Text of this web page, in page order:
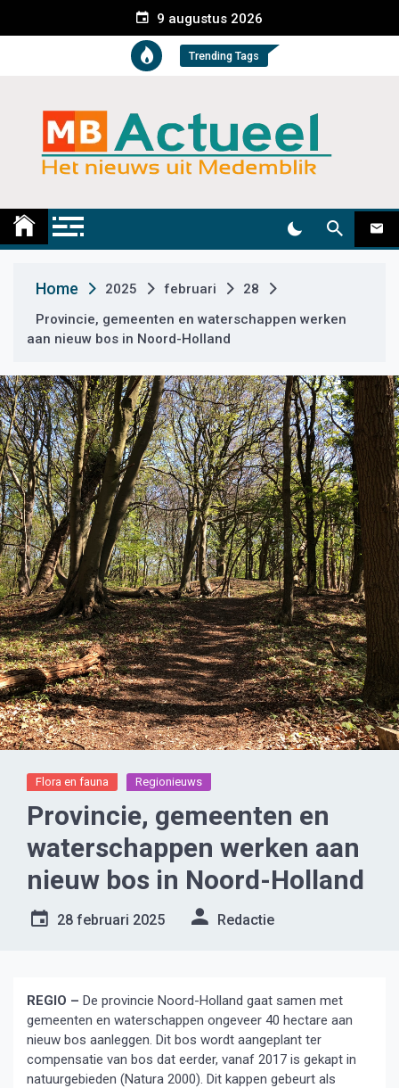
e
t
9 augustus 2026
Trending Tags
Medemblik Actueel
Home 2025 februari
28
Provincie, gemeenten en waterschappen werken
aan nieuw bos in Noord-Holland
Flora en fauna Regionieuws
Provincie, gemeenten en
waterschappen werken aan
nieuw bos in Noord-Holland
28 februari 2025 Redactie
REGIO – De provincie Noord-Holland gaat samen met
gemeenten en waterschappen ongeveer 40 hectare aan
nieuw bos aanleggen. Dit bos wordt aangeplant ter
compensatie van bos dat eerder, vanaf 2017 is gekapt in
natuurgebieden (Natura 2000). Dit kappen gebeurt als